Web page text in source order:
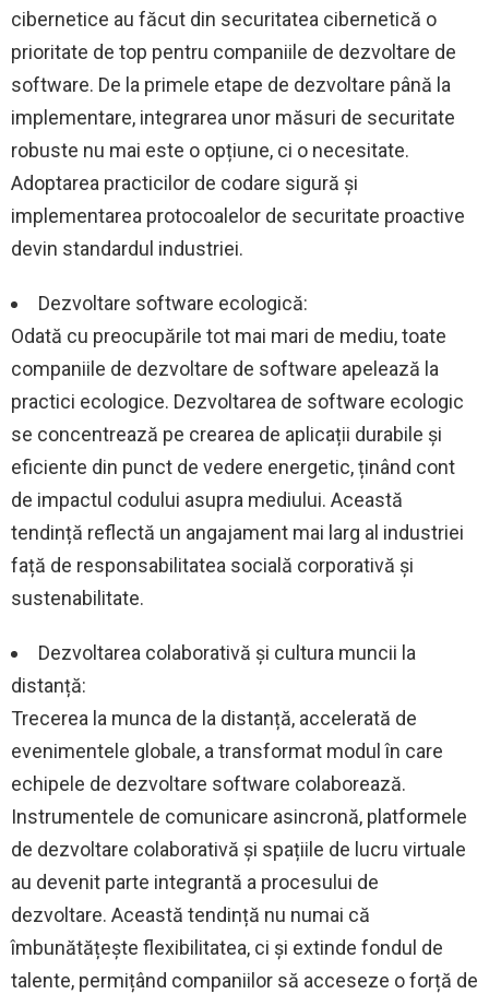
cibernetice au făcut din securitatea cibernetică o
prioritate de top pentru companiile de dezvoltare de
software. De la primele etape de dezvoltare până la
implementare, integrarea unor măsuri de securitate
robuste nu mai este o opțiune, ci o necesitate.
Adoptarea practicilor de codare sigură și
implementarea protocoalelor de securitate proactive
devin standardul industriei.
Dezvoltare software ecologică:
Odată cu preocupările tot mai mari de mediu, toate
companiile de dezvoltare de software apelează la
practici ecologice. Dezvoltarea de software ecologic
se concentrează pe crearea de aplicații durabile și
eficiente din punct de vedere energetic, ținând cont
de impactul codului asupra mediului. Această
tendință reflectă un angajament mai larg al industriei
față de responsabilitatea socială corporativă și
sustenabilitate.
Dezvoltarea colaborativă și cultura muncii la
distanță:
Trecerea la munca de la distanță, accelerată de
evenimentele globale, a transformat modul în care
echipele de dezvoltare software colaborează.
Instrumentele de comunicare asincronă, platformele
de dezvoltare colaborativă și spațiile de lucru virtuale
au devenit parte integrantă a procesului de
dezvoltare. Această tendință nu numai că
îmbunătățește flexibilitatea, ci și extinde fondul de
talente, permițând companiilor să acceseze o forță de